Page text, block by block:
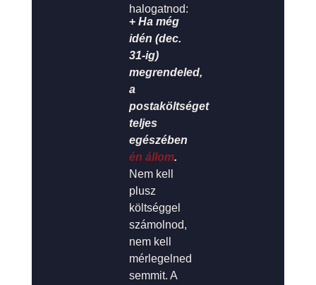
halogatnod:
+ Ha még
idén (dec.
31-ig)
megrendeled,
a
postaköltséget
teljes
egészében
én állom.
Nem kell
plusz
költséggel
számolnod,
nem kell
mérlegelned
semmit. A